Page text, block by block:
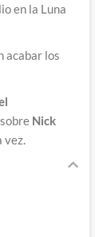
en la Luna
acabar los
Nick